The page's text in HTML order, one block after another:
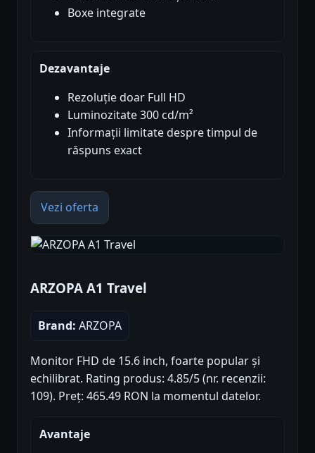
Boxe integrate
Dezavantaje
Rezoluție doar Full HD
Luminozitate 300 cd/m²
Informații limitate despre timpul de
răspuns exact
Vezi oferta
ARZOPA A1 Travel
Brand: ARZOPA
Monitor FHD de 15.6 inch, foarte popular și
echilibrat. Rating produs: 4.85/5 (nr. recenzii:
109). Preț: 465.49 RON la momentul datelor.
Avantaje